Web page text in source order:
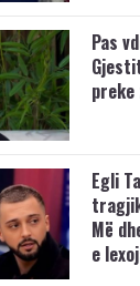
Pas
Egli
Më
e